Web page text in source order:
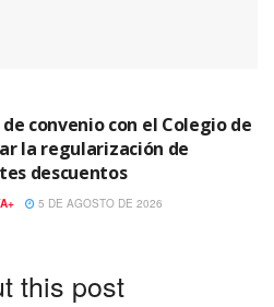
convenio con el Colegio de
la regularización de
descuentos
5 DE AGOSTO DE 2026
this post